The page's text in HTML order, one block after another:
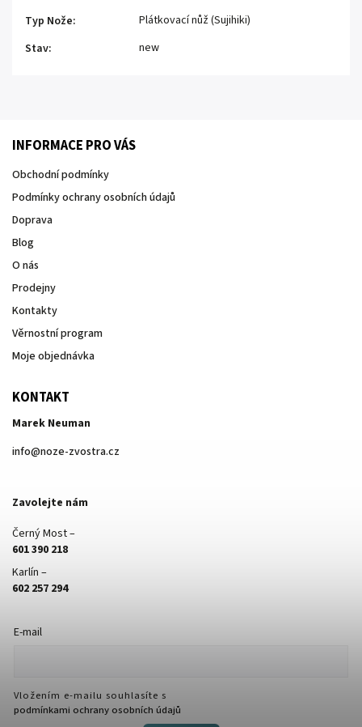
Typ Nože:
Plátkovací nůž (Sujihiki)
Stav: new
INFORMACE PRO VÁS
Obchodní podmínky
Podmínky ochrany osobních údajů
Doprava
Blog
O nás
Prodejny
Kontakty
Věrnostní program
Moje objednávka
KONTAKT
Marek Neuman
info@noze-zvostra.cz
Zavolejte nám
Černý Most –
601 390 218
Karlín –
602 257 294
E-mail
Vložením e-mailu souhlasíte s
podmínkami ochrany osobních údajů